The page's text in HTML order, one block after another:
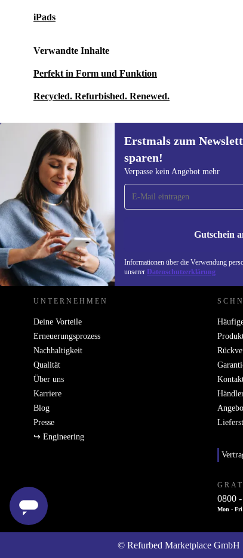
iPads
Verwandte Inhalte
Perfekt in Form und Funktion
Recycled. Refurbished. Renewed.
Erstmals zum
sparen!
Verpasse kein Angebot mehr
Gutschein
Informationen über die Verwendung
unserer Datenschutzerklärung
Erstmals zum Newsletter
anmelden, 15 € sparen!
Verpasse kein Angebot mehr.
REFURBED ÖSTERREICH - RETHINK NEW.
UNTERNEHMEN
Deine Vorteile
Erneuerungsprozess
Nachhaltigkeit
Qualität
Über uns
Karriere
Blog
Presse
↪ Engineering
0800
Mon - Fri
© Refurbed Marketplace GmbH